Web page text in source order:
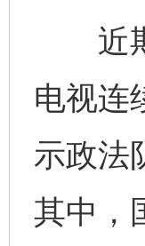
近期
电视连
示政法
其中，